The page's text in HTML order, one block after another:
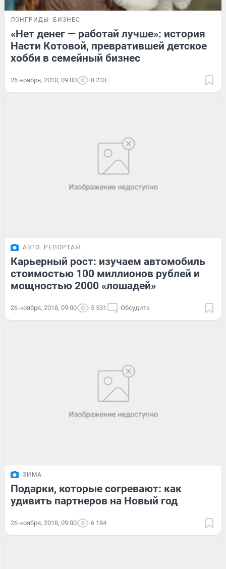
ЛОНГРИДЫ БИЗНЕС
«Нет денег — работай лучше»: история
Насти Котовой, превратившей детское
хобби в семейный бизнес
26 ноября, 2018, 09:00 8 233
АВТО РЕПОРТАЖ
Карьерный рост: изучаем автомобиль
стоимостью 100 миллионов рублей и
мощностью 2000 «лошадей»
26 ноября, 2018, 09:00 5 531 Обсудить
ЗИМА
Подарки, которые согревают: как
удивить партнеров на Новый год
26 ноября, 2018, 09:00 6 184